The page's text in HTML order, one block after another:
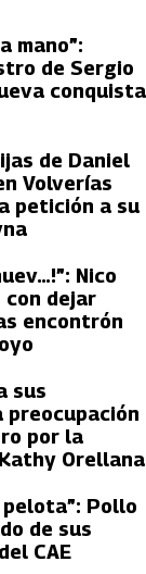
mano”:
de Sergio
conquista
de Daniel
Volverías
petición a su
Nico
con dejar
encontrón
sus
preocupación
por la
Orellana
pelota”: Pollo
de sus
CAE